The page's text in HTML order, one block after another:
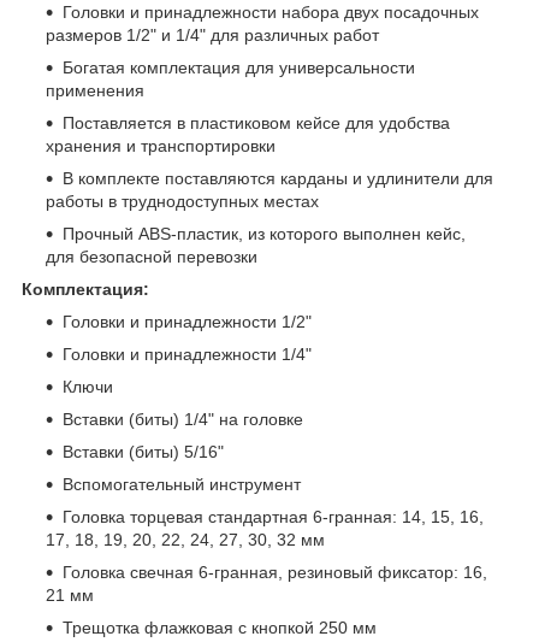
Головки и принадлежности набора двух посадочных
размеров 1/2" и 1/4" для различных работ
Богатая комплектация для универсальности
применения
Поставляется в пластиковом кейсе для удобства
хранения и транспортировки
В комплекте поставляются карданы и удлинители для
работы в труднодоступных местах
Прочный ABS-пластик, из которого выполнен кейс,
для безопасной перевозки
Комплектация:
Головки и принадлежности 1/2"
Головки и принадлежности 1/4"
Ключи
Вставки (биты) 1/4" на головке
Вставки (биты) 5/16"
Вспомогательный инструмент
Головка торцевая стандартная 6-гранная: 14, 15, 16,
17, 18, 19, 20, 22, 24, 27, 30, 32 мм
Головка свечная 6-гранная, резиновый фиксатор: 16,
21 мм
Трещотка флажковая с кнопкой 250 мм